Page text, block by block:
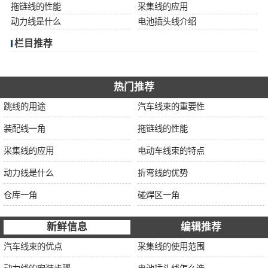
拖链线的性能
采集线的应用
动力线是什么
电池插头线介绍
栏目推荐
热门推荐
跳线的用途 汽车线束的重要性
装配线一角 拖链线的性能
采集线的应用 电动车线束的特点
动力线是什么 折弯线的优势
仓库一角 碰焊区一角
新鲜信息 编辑推荐
汽车线束的优点 采集线的使用范围